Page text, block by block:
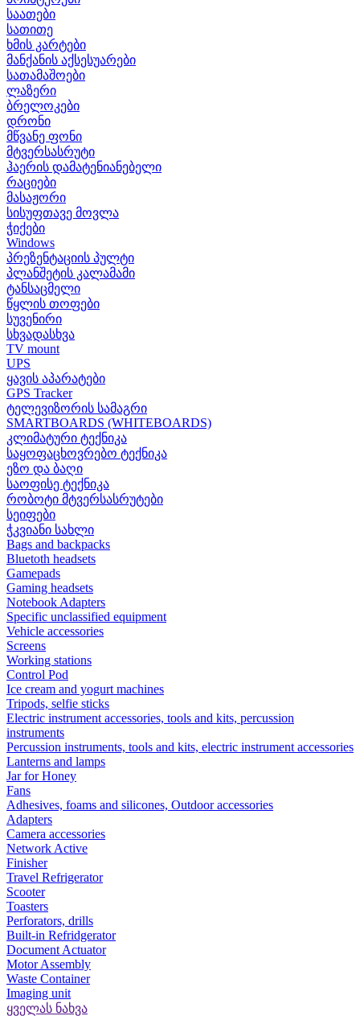
საათები
სათითე
ხმის კარტები
მანქანის აქსესუარები
სათამაშოები
ლაზერი
ბრელოკები
დრონი
მწვანე ფონი
მტვერსასრუტი
ჰაერის დამატენიანებელი
რაციები
მასაჟორი
სისუფთავე მოვლა
ჭიქები
Windows
პრეზენტაციის პულტი
პლანშეტის კალამამი
ტანსაცმელი
წყლის თოფები
სუვენირი
სხვადასხვა
TV mount
UPS
ყავის აპარატები
GPS Tracker
ტელევიზორის სამაგრი
SMARTBOARDS (WHITEBOARDS)
კლიმატური ტექნიკა
საყოფაცხოვრებო ტექნიკა
ეზო და ბაღი
საოფისე ტექნიკა
რობოტი მტვერსასრუტები
სეიფები
ჭკვიანი სახლი
Bags and backpacks
Bluetoth headsets
Gamepads
Gaming headsets
Notebook Adapters
Specific unclassified equipment
Vehicle accessories
Screens
Working stations
Control Pod
Ice cream and yogurt machines
Tripods, selfie sticks
Electric instrument accessories, tools and kits, percussion
instruments
Percussion instruments, tools and kits, electric instrument accessories
Lanterns and lamps
Jar for Honey
Fans
Adhesives, foams and silicones, Outdoor accessories
Adapters
Camera accessories
Network Active
Finisher
Travel Refrigerator
Scooter
Toasters
Perforators, drills
Built-in Refridgerator
Document Actuator
Motor Assembly
Waste Container
Imaging unit
ყველას ნახვა